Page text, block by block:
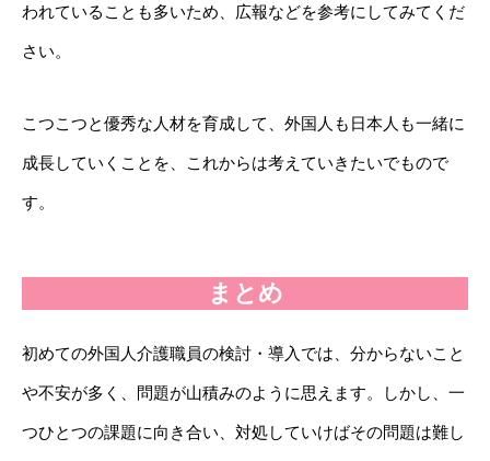
われていることも多いため、広報などを参考にしてみてくだ
さい。
こつこつと優秀な人材を育成して、外国人も日本人も一緒に
成長していくことを、これからは考えていきたいでもので
す。
まとめ
初めての外国人介護職員の検討・導入では、分からないこと
や不安が多く、問題が山積みのように思えます。しかし、一
つひとつの課題に向き合い、対処していけばその問題は難し